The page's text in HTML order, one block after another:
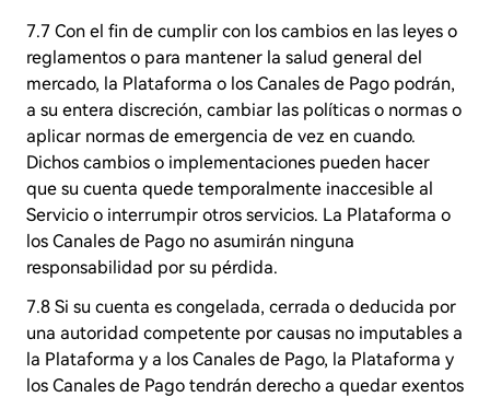
7.7 Con el fin de cumplir con los cambios en las leyes o
reglamentos o para mantener la salud general del
mercado, la Plataforma o los Canales de Pago podrán,
a su entera discreción, cambiar las políticas o normas o
aplicar normas de emergencia de vez en cuando.
Dichos cambios o implementaciones pueden hacer
que su cuenta quede temporalmente inaccesible al
Servicio o interrumpir otros servicios. La Plataforma o
los Canales de Pago no asumirán ninguna
responsabilidad por su pérdida.
7.8 Si su cuenta es congelada, cerrada o deducida por
una autoridad competente por causas no imputables a
la Plataforma y a los Canales de Pago, la Plataforma y
los Canales de Pago tendrán derecho a quedar exentos